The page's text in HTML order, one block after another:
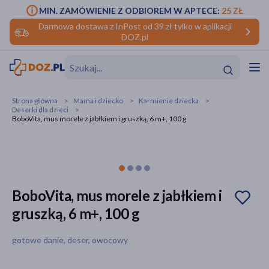
Darmowa dostawa z InPost od 39 zł tylko w aplikacji
DOZ.pl
MIN. ZAMÓWIENIE Z ODBIOREM W APTECE: 25 ZŁ
Strona główna Mama i dziecko
Karmienie dziecka
Deserki dla dzieci
BoboVita, mus morele z jabłkiem i gruszką, 6 m+, 100 g
BoboVita, mus morele z jabłkiem i
gruszką, 6 m+, 100 g
gotowe danie, deser, owocowy